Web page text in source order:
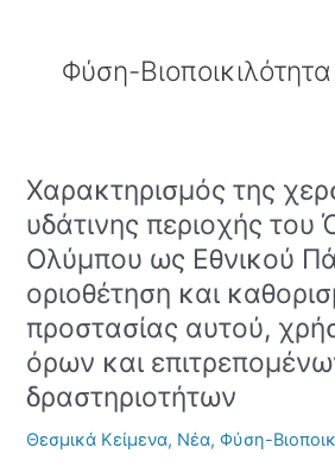
Φύση-Βιοποικιλότητα
Χαρακτηρισμός της
υδάτινης περιοχής του
Ολύμπου ως Εθνικού
οριοθέτηση και
προστασίας αυτού,
όρων και
δραστηριοτήτων
Θεσμικά Κείμενα, Νέα,Φύση-
Χαρακτηρισμός
της
χερσαίας
και
υδάτινης
περιοχής
του
Όρους
Ολύμπου
Εθνικού